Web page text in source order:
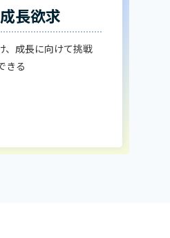
長欲求
、成長に向けて挑戦
きる